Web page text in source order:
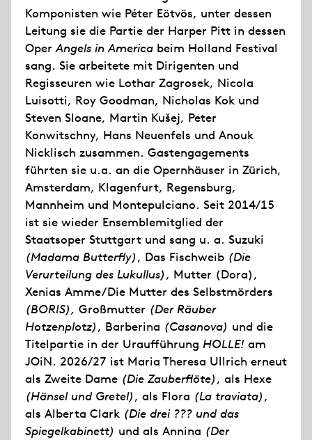
Komponisten wie Péter Eötvös, unter dessen
Leitung sie die Partie der Harper Pitt in dessen
OperAngels in America beim Holland Festival
sang. Sie arbeitete mit Dirigenten und
Regisseuren wie Lothar Zagrosek, Nicola
Luisotti, Roy Goodman, Nicholas Kok und
Steven Sloane, Martin Kušej, Peter
Konwitschny, Hans Neuenfels und Anouk
Nicklisch zusammen. Gastengagements
führten sie u.a. an die Opernhäuser in Zürich,
Amsterdam, Klagenfurt, Regensburg,
Mannheim und Montepulciano. Seit 2014/15
ist sie wieder Ensemblemitglied der
Staatsoper Stuttgart und sang u. a. Suzuki
(Madama Butterfly), Das Fischweib (Die
Verurteilung des Lukullus), Mutter (Dora),
Xenias Amme/Die Mutter des Selbstmörders
(BORIS), Großmutter (Der Räuber
Hotzenplotz), Barberina (Casanova) und die
Titelpartie in der Uraufführung HOLLE! am
JOiN. 2026/27 ist Maria Theresa Ullrich erneut
als Zweite Dame (Die Zauberflöte), als Hexe
(Hänsel und Gretel), als Flora (La traviata),
als Alberta Clark (Die drei ??? und das
Spiegelkabinett) und als Annina (Der